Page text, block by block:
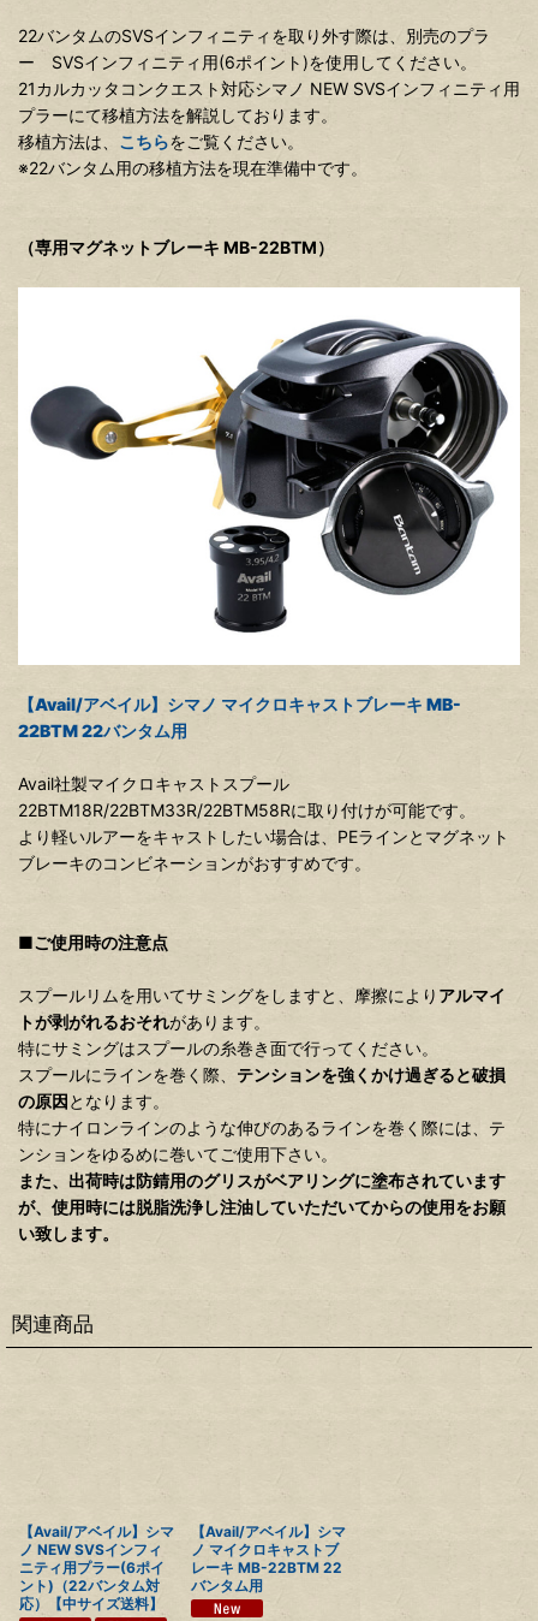
22バンタムのSVSインフィニティを取り外す際は、別売のプラ
ー SVSインフィニティ用(6ポイント)を使用してください。
21カルカッタコンクエスト対応シマノ NEW SVSインフィニティ用
プラーにて移植方法を解説しております。
移植方法は、 こちらをご覧ください。
※22バンタム用の移植方法を現在準備中です。
（専用マグネットブレーキ MB-22BTM）
【Avail/アベイル】シマノ マイクロキャストブレーキ MB-
22BTM 22バンタム用
Avail社製マイクロキャストスプール
22BTM18R/22BTM33R/22BTM58Rに取り付けが可能です。
より軽いルアーをキャストしたい場合は、PEラインとマグネット
ブレーキのコンビネーションがおすすめです。
■ご使用時の注意点
スプールリムを用いてサミングをしますと、摩擦により アルマイ
トが剥がれるおそれがあります。
特にサミングはスプールの糸巻き面で行ってください。
スプールにラインを巻く際、 テンションを強くかけ過ぎると破損
の原因となります。
特にナイロンラインのような伸びのあるラインを巻く際には、テ
ンションをゆるめに巻いてご使用下さい。
また、出荷時は防錆用のグリスがベアリングに塗布されています
が、使用時には脱脂洗浄し注油していただいてからの使用をお願
い致します。
関連商品
【Avail/アベイル】シマ
ノ NEW SVSインフィ
ニティ用プラー(6ポイ
ント)（22バンタム対
応）【中サイズ送料】
【Avail/アベイル】シマ
ノ マイクロキャストブ
レーキ MB-22BTM 22
バンタム用